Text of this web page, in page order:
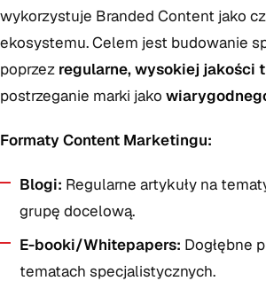
wykorzystuje Branded Content jako
ekosystemu. Celem jest budowanie
poprzez regularne, wysokiej jakości
postrzeganie marki jako
Formaty Content Marketingu:
Blogi: Regularne artykuły na
grupę docelową.
E-booki/Whitepapers: Dogłębne
tematach specjalistycznych.